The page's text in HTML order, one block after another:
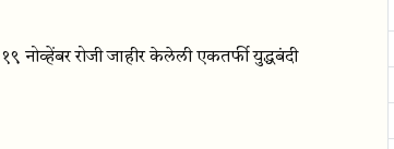
नोव्हेंबर रोजी जाहीर केलेली एकतर्फी युद्धबंदी